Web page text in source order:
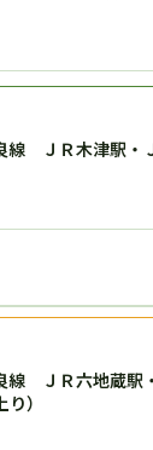
線 ＪＲ木津駅・
線 ＪＲ六地蔵駅
）